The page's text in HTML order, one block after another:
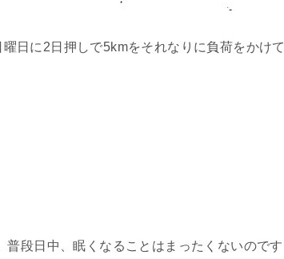
日に2日押しで5kmをそれなりに負荷をかけて
段日中、眠くなることはまったくないのです